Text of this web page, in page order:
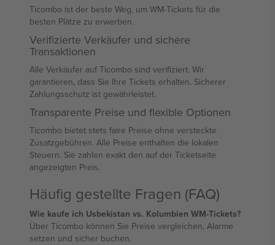
Ticombo ist der beste Weg, um WM-Tickets für die
besten Plätze zu erwerben.
Verifizierte Verkäufer und sichere
Transaktionen
Alle Verkäufer auf Ticombo sind verifiziert. Wir
garantieren, dass Sie Ihre Tickets erhalten. Sicherer
Zahlungsschutz ist gewährleistet.
Transparente Preise und flexible Optionen
Ticombo bietet stets faire Preise ohne versteckte
Zusatzgebühren. Alle Preise enthalten die lokalen
Steuern. Sie zahlen exakt den auf der Ticketseite
angezeigten Preis.
Häufig gestellte Fragen (FAQ)
Wie kaufe ich Usbekistan vs. Kolumbien WM-Tickets?
Über Ticombo können Sie Preise vergleichen, Alarme
setzen und sicher buchen.